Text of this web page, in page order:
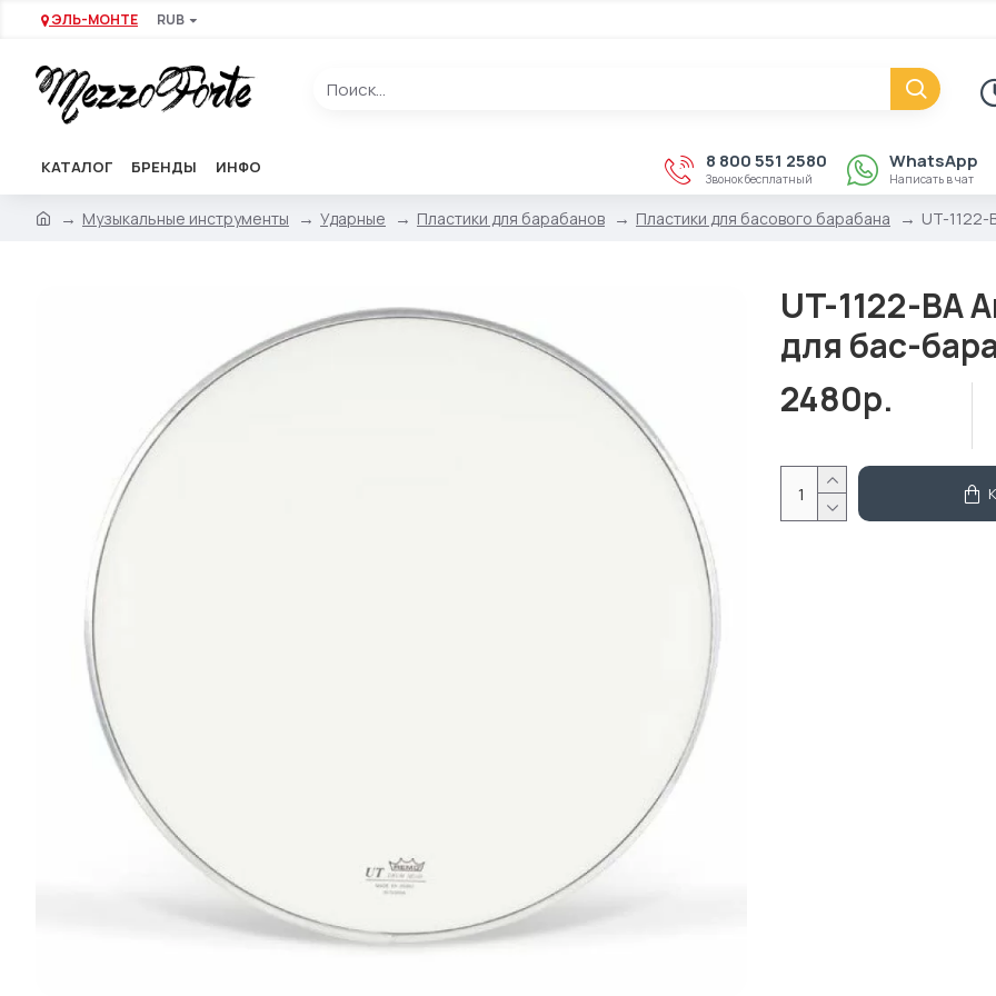
ЭЛЬ-МОНТЕ RUB
КАТАЛОГ БРЕНДЫ ИНФО 8 800 551 2580
Звонок бесплатный
WhatsApp
Написать в чат
Музыкальные инструменты Ударные Пластики для барабанов Пластики для басового барабана UT-1122-
UT-1122-BA
для бас-
2480р.